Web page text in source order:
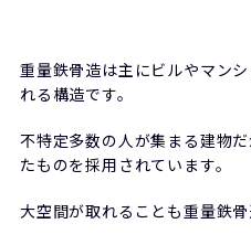
重量鉄骨造は主にビルやマン
れる構造です。
不特定多数の人が集まる建物
たものを採用されています。
大空間が取れることも重量鉄骨